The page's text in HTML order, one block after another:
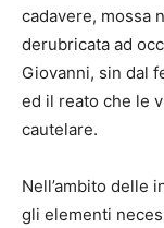
cadavere, mossa
derubricata ad
Giovanni, sin dal
ed il reato che le
cautelare.
Nell’ambito delle
gli elementi